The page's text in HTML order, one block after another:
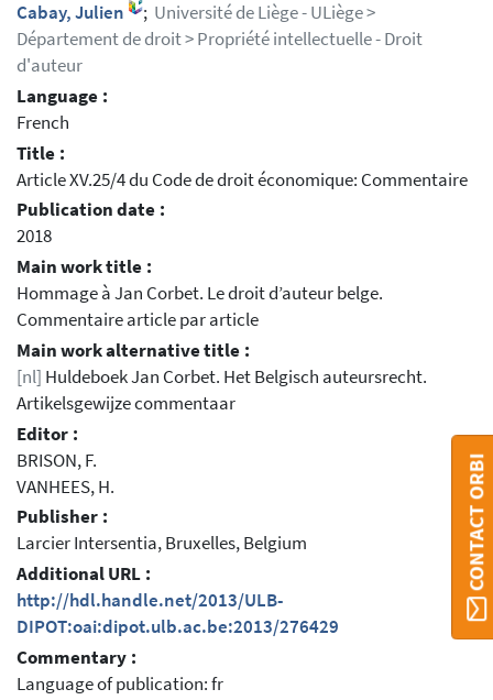
Cabay, Julien
; Université de Liège - ULiège >
Département de droit > Propriété intellectuelle - Droit
d'auteur
Language :
French
Title :
Article XV.25/4 du Code de droit économique: Commentaire
Publication date :
2018
Main work title :
Hommage à Jan Corbet. Le droit d’auteur belge.
Commentaire article par article
Main work alternative title :
[nl] Huldeboek Jan Corbet. Het Belgisch auteursrecht.
Artikelsgewijze commentaar
Editor :
BRISON, F.
VANHEES, H.
Publisher :
Larcier Intersentia, Bruxelles, Belgium
Additional URL :
http://hdl.handle.net/2013/ULB-
DIPOT:oai:dipot.ulb.ac.be:2013/276429
Commentary :
Language of publication: fr
CONTACT ORBI